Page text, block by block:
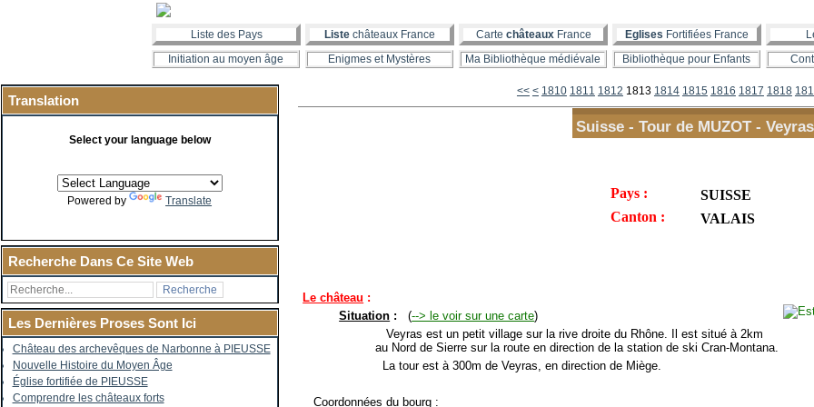
Liste des Pays Liste châteaux France Carte châteauxFrance Eglises Fortifiées France
Initiation au moyen âge
Enigmes et Mystères Ma Bibliothèque médiévale Bibliothèque pour Enfants
Translation
Select your language below
Powered by Translate
Recherche Dans Ce Site Web
Les Dernières Proses Sont Ici
Château des archevêques de Narbonne à PIEUSSE
Nouvelle Histoire du Moyen Âge
Église fortifiée de PIEUSSE
Comprendre les châteaux forts
<< < 1800
1810 1811 1812 1813 1814 1815 1816 1817 1818
Suisse - Tour de MUZOT - Veyras
Pays :
SUISSE
Canton :
VALAIS
Le château :
Situation : (--> le voir sur une carte)
Veyras est un petit village sur la rive droite du Rhône. Il est situé à 2km
au Nord de Sierre sur la route en direction de la station de ski Cran-Montana.
La tour est à 300m de Veyras, en direction de Miège.
Coordonnées du bourg :